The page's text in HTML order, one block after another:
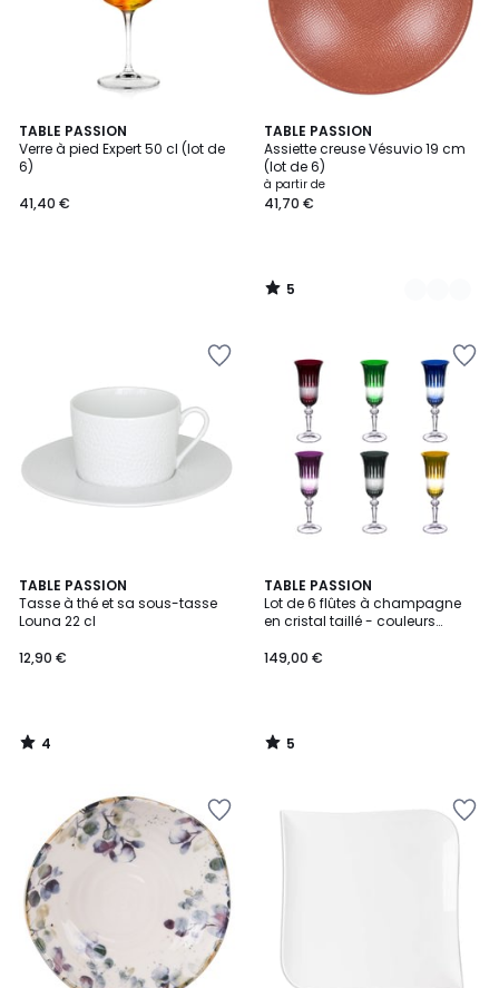
TABLE PASSION
Verre à pied Expert 50 cl (lot de
6)
41,40 €
TABLE PASSION
Assiette creuse Vésuvio 19 cm
(lot de 6)
à partir de
41,70 €
5
/
5
5
Couleurs
5
/
TABLE PASSION
Tasse à thé et sa sous-tasse
Louna 22 cl
12,90 €
4
/
5
4
/
TABLE PASSION
Lot de 6 flûtes à champagne
en cristal taillé - couleurs
149,00 €
5
/
5
5
/